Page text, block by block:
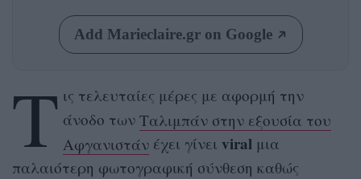
Add Marieclaire.gr on Google
Τ ις τελευταίες μέρες με αφορμή την
άνοδο των Ταλιμπάν στην εξουσία του
Αφγανιστάνέχει γίνει viralμια
παλαιότερη φωτογραφική σύνθεση καθώς